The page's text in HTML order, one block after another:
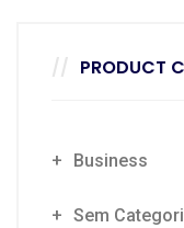
PRODUCT
Business
Sem